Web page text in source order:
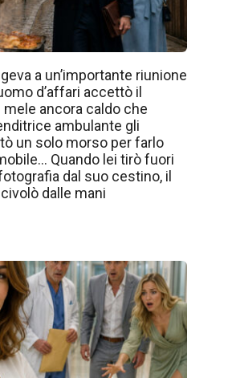
a un’importante riunione
d’affari accettò il
ancora caldo che
ambulante gli
un solo morso per farlo
Quando lei tirò fuori
dal suo cestino, il
dalle mani